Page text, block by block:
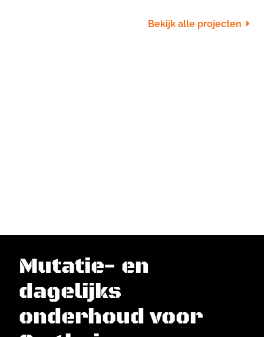
Bekijk alle projecten
Mutatie- en
dagelijks
onderhoud voor